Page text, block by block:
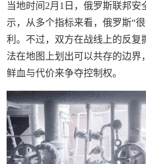
当地时间2月1日，俄罗斯联邦
示，从多个指标来看，俄罗斯“
利。不过，双方在战线上的反复
法在地图上划出可以共存的边界
鲜血与代价来争夺控制权。